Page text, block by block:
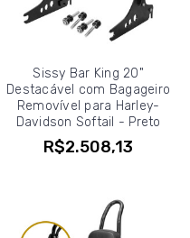
Sissy Bar King 20"
Destacável com Bagageiro
Removível para Harley-
Davidson Softail - Preto
R$2.508,13